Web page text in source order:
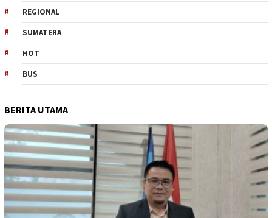
REGIONAL
SUMATERA
HOT
BUS
BERITA UTAMA